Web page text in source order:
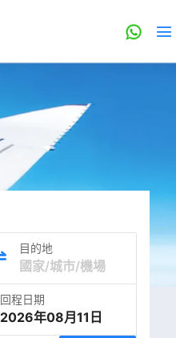
目的地
回程日期
2026年08月11日